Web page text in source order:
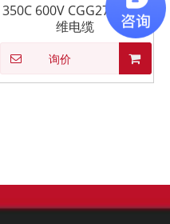
350C 600V CGG27玻璃纤
维电缆
询价